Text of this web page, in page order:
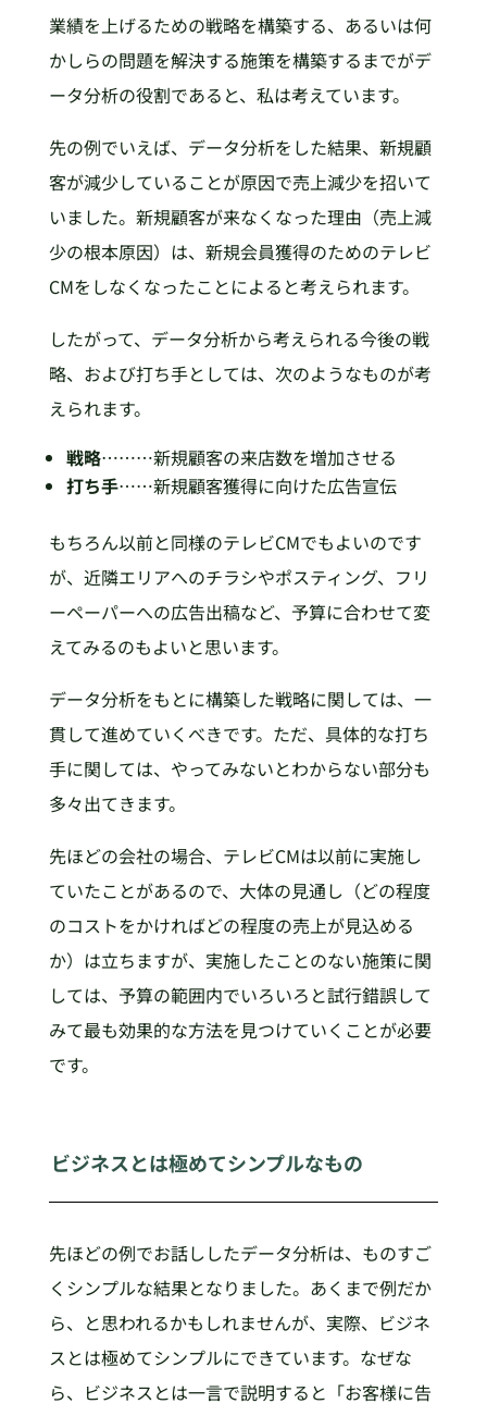
業績を上げるための戦略を構築する、あるいは何
かしらの問題を解決する施策を構築するまでがデ
ータ分析の役割であると、私は考えています。
先の例でいえば、データ分析をした結果、新規顧
客が減少していることが原因で売上減少を招いて
いました。新規顧客が来なくなった理由（売上減
少の根本原因）は、新規会員獲得のためのテレビ
CMをしなくなったことによると考えられます。
したがって、データ分析から考えられる今後の戦
略、および打ち手としては、次のようなものが考
えられます。
戦略………新規顧客の来店数を増加させる
打ち手……新規顧客獲得に向けた広告宣伝
もちろん以前と同様のテレビCMでもよいのです
が、近隣エリアへのチラシやポスティング、フリ
ーペーパーへの広告出稿など、予算に合わせて変
えてみるのもよいと思います。
データ分析をもとに構築した戦略に関しては、一
貫して進めていくべきです。ただ、具体的な打ち
手に関しては、やってみないとわからない部分も
多々出てきます。
先ほどの会社の場合、テレビCMは以前に実施し
ていたことがあるので、大体の見通し（どの程度
のコストをかければどの程度の売上が見込める
か）は立ちますが、実施したことのない施策に関
しては、予算の範囲内でいろいろと試行錯誤して
みて最も効果的な方法を見つけていくことが必要
です。
ビジネスとは極めてシンプルなもの
先ほどの例でお話ししたデータ分析は、ものすご
くシンプルな結果となりました。あくまで例だか
ら、と思われるかもしれませんが、実際、ビジネ
スとは極めてシンプルにできています。なぜな
ら、ビジネスとは一言で説明すると「お客様に告